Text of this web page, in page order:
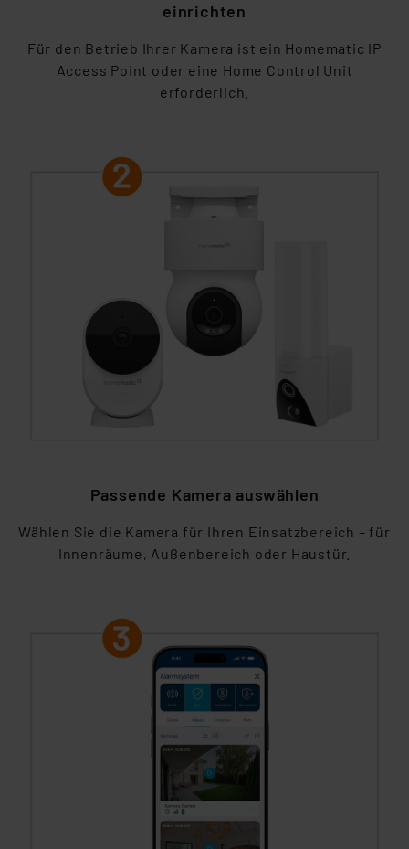
einrichten
Für den Betrieb Ihrer Kamera ist ein Homematic IP
Access Point oder eine Home Control Unit
erforderlich.
Passende Kamera auswählen
Wählen Sie die Kamera für Ihren Einsatzbereich – für
Innenräume, Außenbereich oder Haustür.